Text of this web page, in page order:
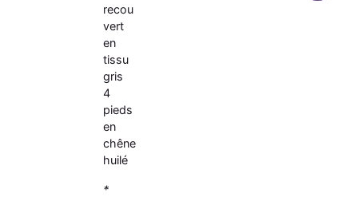
recou
vert
en
tissu
gris
4
pieds
en
chêne
huilé
*